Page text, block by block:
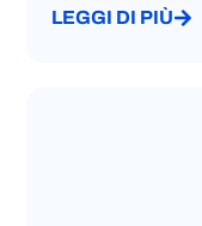
LEGGI DI PIÙ